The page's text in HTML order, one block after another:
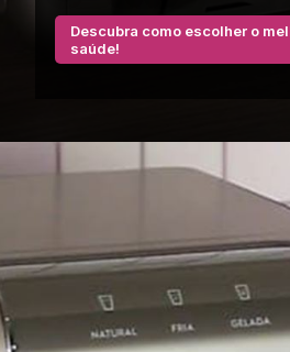
Descubra como escolher o
saúde!